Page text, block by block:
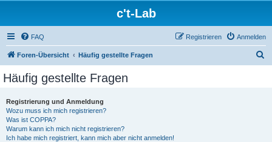
c't-Lab
FAQ Anmelden
Registrieren
Foren-Übersicht Häufig gestellte Fragen
Häufig gestellte Fragen
Registrierung und Anmeldung
Wozu muss ich mich registrieren?
Was ist COPPA?
Warum kann ich mich nicht registrieren?
Ich habe mich registriert, kann mich aber nicht anmelden!